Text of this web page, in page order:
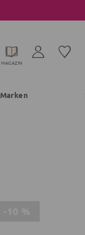
MAGAZIN
Marken